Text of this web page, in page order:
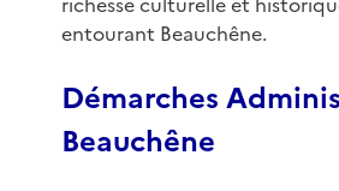
entourant Beauchêne.
Démarches
Beauchêne